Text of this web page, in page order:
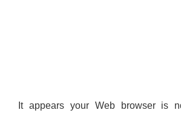
It appears your Web browser is